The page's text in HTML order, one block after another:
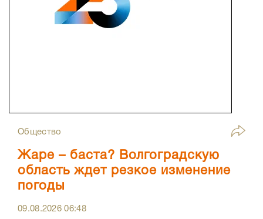
Общество
Жаре – баста? Волгоградскую
область ждет резкое изменение
погоды
09.08.202606:48